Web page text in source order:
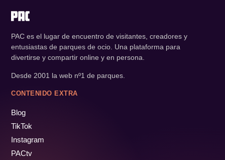
PAC es el lugar de encuentro de visitantes, creadores y
entusiastas de parques de ocio. Una plataforma para
divertirse y compartir online y en persona.
Desde 2001 la web nº1 de parques.
CONTENIDO EXTRA
Blog
TikTok
Instagram
PACtv